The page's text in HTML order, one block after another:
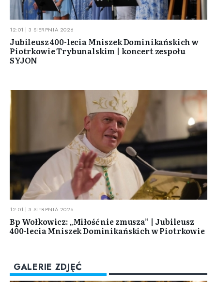
12:01 | 3 SIERPNIA 2026
Jubileusz 400-lecia Mniszek Dominikańskich w
Piotrkowie Trybunalskim | koncert zespołu
SYJON
12:01 | 3 SIERPNIA 2026
Bp Wołkowicz: „Miłość nie zmusza” | Jubileusz
400-lecia Mniszek Dominikańskich w Piotrkowie
GALERIE ZDJĘĆ